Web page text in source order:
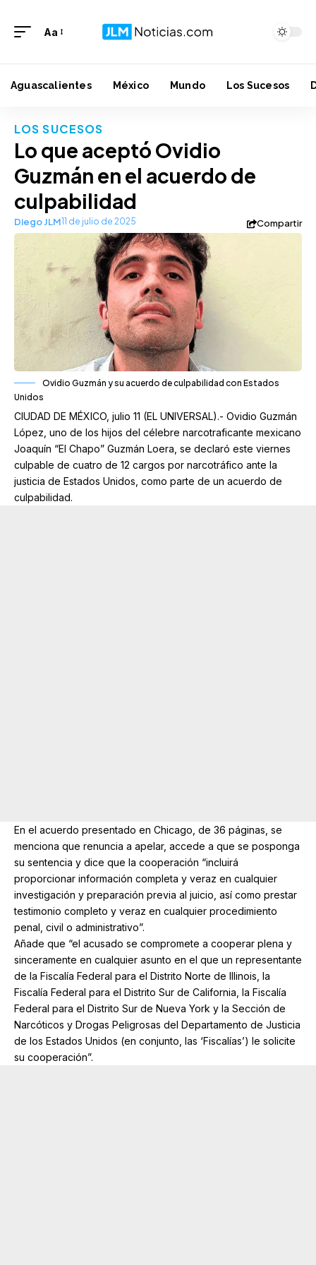
Aa
Aguascalientes México Mundo Los Sucesos
LOS SUCESOS
Lo que aceptó Ovidio
Guzmán en el acuerdo de
culpabilidad
Diego JLM11 de julio de 2025 Compartir
Ovidio Guzmán y su acuerdo de culpabilidad con Estados
Unidos
CIUDAD DE MÉXICO, julio 11 (EL UNIVERSAL).- Ovidio Guzmán
López, uno de los hijos del célebre narcotraficante mexicano
Joaquín “El Chapo” Guzmán Loera, se declaró este viernes
culpable de cuatro de 12 cargos por narcotráfico ante la
justicia de Estados Unidos, como parte de un acuerdo de
culpabilidad.
En el acuerdo presentado en Chicago, de 36 páginas, se
menciona que renuncia a apelar, accede a que se posponga
su sentencia y dice que la cooperación “incluirá
proporcionar información completa y veraz en cualquier
investigación y preparación previa al juicio, así como prestar
testimonio completo y veraz en cualquier procedimiento
penal, civil o administrativo”.
Añade que “el acusado se compromete a cooperar plena y
sinceramente en cualquier asunto en el que un representante
de la Fiscalía Federal para el Distrito Norte de Illinois, la
Fiscalía Federal para el Distrito Sur de California, la Fiscalía
Federal para el Distrito Sur de Nueva York y la Sección de
Narcóticos y Drogas Peligrosas del Departamento de Justicia
de los Estados Unidos (en conjunto, las ‘Fiscalías’) le solicite
su cooperación”.